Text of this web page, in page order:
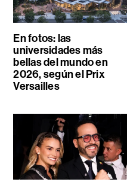
En fotos: las
universidades más
bellas del mundo en
2026, según el Prix
Versailles